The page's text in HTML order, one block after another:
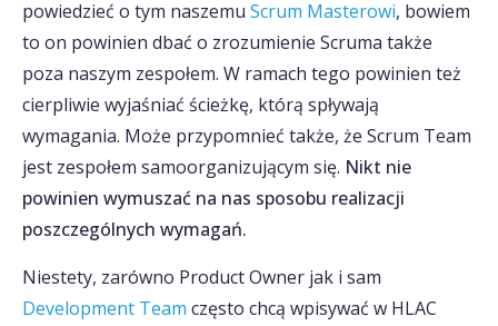
powiedzieć o tym naszemu Scrum Masterowi, bowiem
to on powinien dbać o zrozumienie Scruma także
poza naszym zespołem. W ramach tego powinien też
cierpliwie wyjaśniać ścieżkę, którą spływają
wymagania. Może przypomnieć także, że Scrum Team
jest zespołem samoorganizującym się. Nikt nie
powinien wymuszać na nas sposobu realizacji
poszczególnych wymagań.
Niestety, zarówno Product Owner jak i sam
Development Team często chcą wpisywać w HLAC